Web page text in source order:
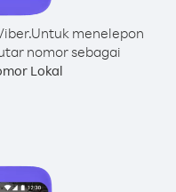
Untuk menelepon
nomor sebagai
Lokal